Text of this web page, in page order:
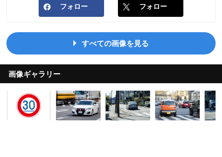
フォロー フォロー
すべての画像を見る
画像ギャラリー